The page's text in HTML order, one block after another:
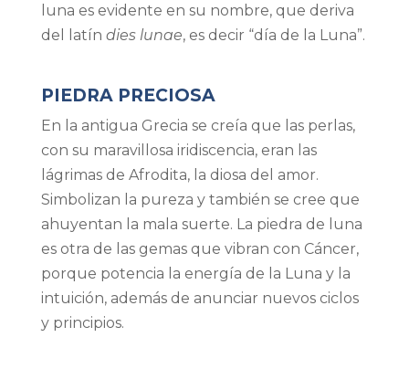
luna es evidente en su nombre, que deriva
del latín dies lunae, es decir “día de la Luna”.
PIEDRA PRECIOSA
En la antigua Grecia se creía que las perlas,
con su maravillosa iridiscencia, eran las
lágrimas de Afrodita, la diosa del amor.
Simbolizan la pureza y también se cree que
ahuyentan la mala suerte. La piedra de luna
es otra de las gemas que vibran con Cáncer,
porque potencia la energía de la Luna y la
intuición, además de anunciar nuevos ciclos
y principios.